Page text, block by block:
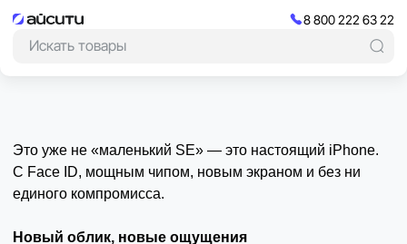
8 800 222 63 22
Это уже не «маленький SE» — это настоящий iPhone.
С Face ID, мощным чипом, новым экраном и без ни
единого компромисса.
Новый облик, новые ощущения